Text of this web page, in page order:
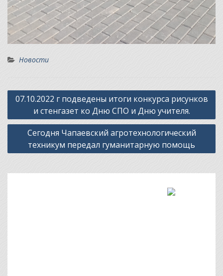
Новости
Навигация
записям
07.10.2022 г подведены итоги конкурса рисунков
и стенгазет ко Дню СПО и Дню учителя.
Сегодня Чапаевский агротехнологический
техникум передал гуманитарную помощь